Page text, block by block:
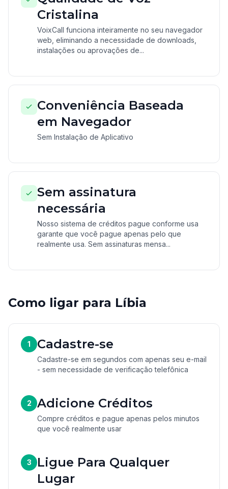
Cristalina
VoixCall funciona inteiramente no seu navegador
web, eliminando a necessidade de downloads,
instalações ou aprovações de...
Conveniência Baseada
em Navegador
Sem Instalação de Aplicativo
Sem assinatura
necessária
Nosso sistema de créditos pague conforme usa
garante que você pague apenas pelo que
realmente usa. Sem assinaturas mensa...
Como ligar para Líbia
1 Cadastre-se
Cadastre-se em segundos com apenas seu e-mail
- sem necessidade de verificação telefônica
2 Adicione Créditos
Compre créditos e pague apenas pelos minutos
que você realmente usar
3
Ligue Para Qualquer
Lugar